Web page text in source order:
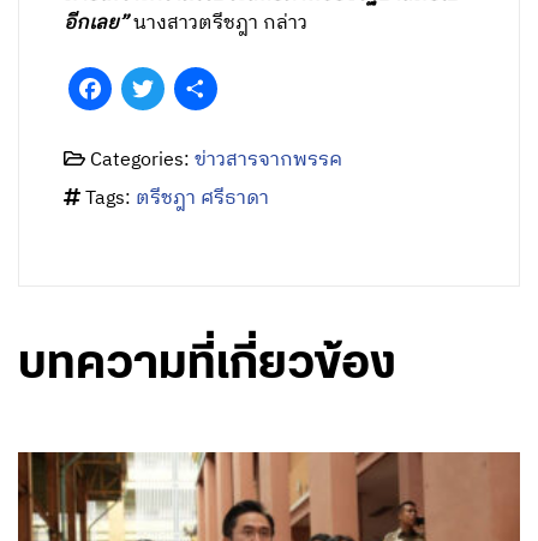
อีกเลย”นางสาวตรีชฎา กล่าว
FacebookTwitter
Categories:ข่าวสารจากพรรค
Tags: ตรีชฎา ศรีธาดา
บทความที่เกี่ยวข้อง